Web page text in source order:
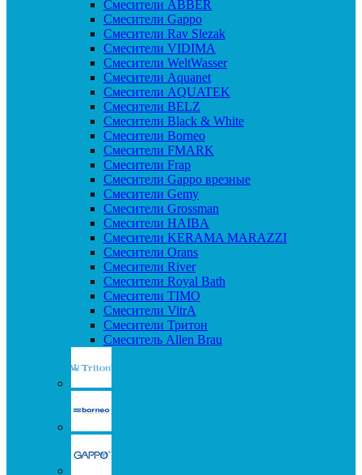
Cмесители ABBER
Cмесители Gappo
Cмесители Rav Slezak
Cмесители VIDIMA
Cмесители WeltWasser
Смесители Aquanet
Смесители AQUATEK
Смесители BELZ
Смесители Black & White
Смесители Borneo
Смесители FMARK
Смесители Frap
Смесители Gappo врезные
Смесители Gemy
Смесители Grossman
Смесители HAIBA
Смесители KERAMA MARAZZI
Смесители Orans
Смесители River
Смесители Royal Bath
Смесители TIMO
Смесители VitrA
Смесители Тритон
Смеситель Allen Brau